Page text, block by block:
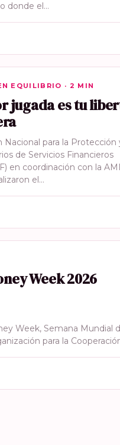
donde el…
EQUILIBRIO
EQUILIBRIO · 2 MIN
jugada es tu
Nacional para la Protección
de Servicios Financieros
en coordinación con la
el…
Week 2026
Week, Semana Mundial
para la